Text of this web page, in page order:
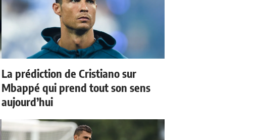
La prédiction de Cristiano sur
Mbappé qui prend tout son sens
aujourd’hui